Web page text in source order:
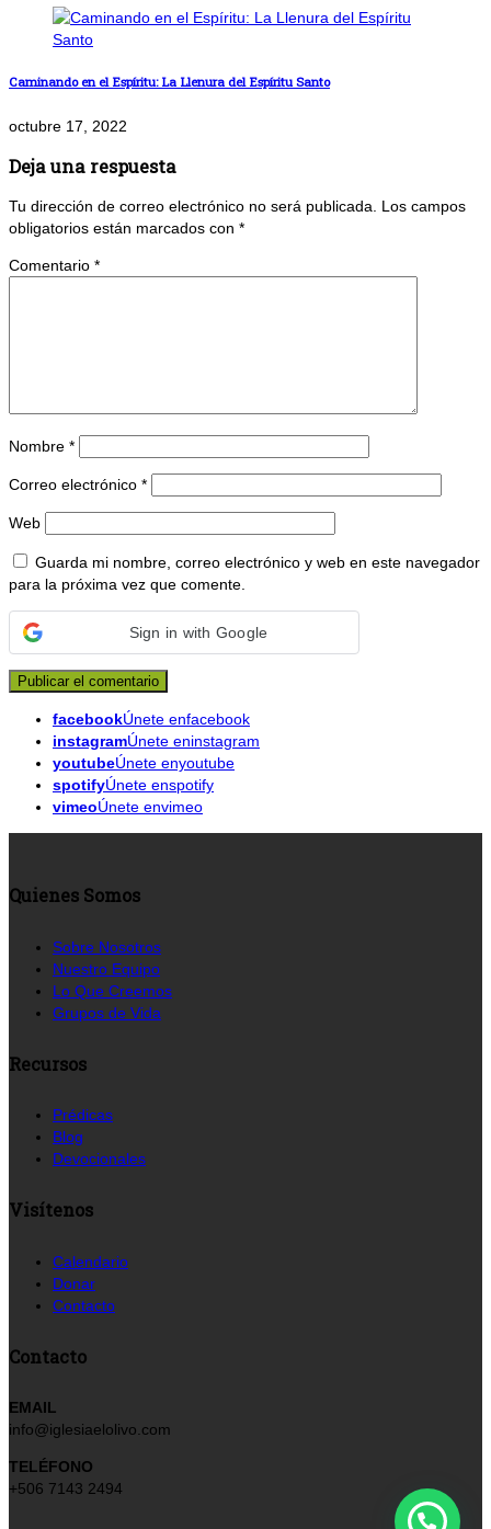
Caminando en el Espíritu: La Llenura del Espíritu Santo
octubre 17, 2022
Deja una respuesta
Tu dirección de correo electrónico no será publicada. Los campos
obligatorios están marcados con *
Comentario *
Nombre *
Correo electrónico *
Web
Guarda mi nombre, correo electrónico y web en este navegador
para la próxima vez que comente.
Sign in with Google
facebookÚnete enfacebook
instagramÚnete eninstagram
youtubeÚnete enyoutube
spotifyÚnete enspotify
vimeoÚnete envimeo
Quienes Somos
Sobre Nosotros
Nuestro Equipo
Lo Que Creemos
Grupos de Vida
Recursos
Prédicas
Blog
Devocionales
Visítenos
Calendario
Donar
Contacto
Contacto
EMAIL
info@iglesiaelolivo.com
TELÉFONO
+506 7143 2494